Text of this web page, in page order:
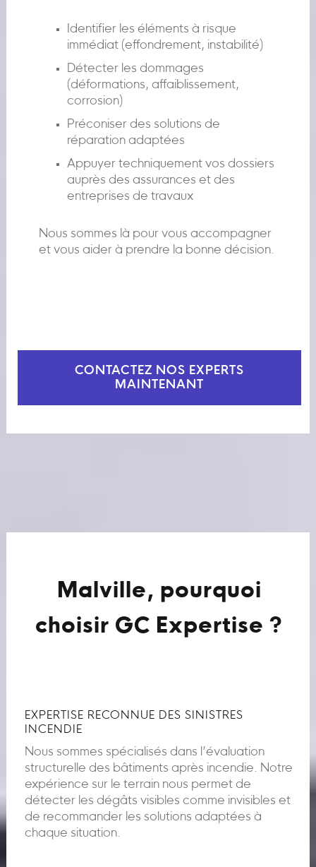
Identifier les éléments à risque
immédiat (effondrement, instabilité)
Détecter les dommages
(déformations, affaiblissement,
corrosion)
Préconiser des solutions de
réparation adaptées
Appuyer techniquement vos dossiers
auprès des assurances et des
entreprises de travaux
Nous sommes là pour vous accompagner
et vous aider à prendre la bonne décision.
CONTACTEZ NOS EXPERTS
MAINTENANT
Malville, pourquoi
choisir GC Expertise ?
EXPERTISE RECONNUE DES SINISTRES
INCENDIE
Nous sommes spécialisés dans l’évaluation
structurelle des bâtiments après incendie. Notre
expérience sur le terrain nous permet de
détecter les dégâts visibles comme invisibles et
de recommander les solutions adaptées à
chaque situation.